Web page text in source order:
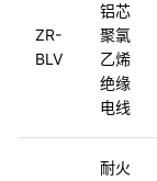
ZR-
BLV
铝芯
聚氯
乙烯
绝缘
电线
耐火